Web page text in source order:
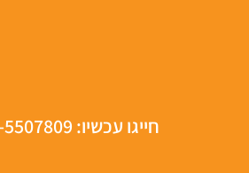
חייגו עכשיו: 052-5507809